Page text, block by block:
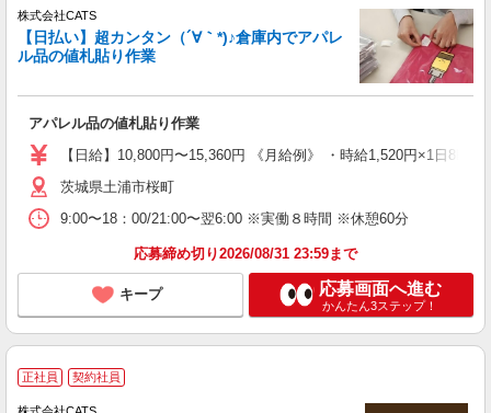
株式会社CATS
【日払い】超カンタン（´∀｀*)♪倉庫内でアパレ
ル品の値札貼り作業
アパレル品の値札貼り作業
【日給】10,800円〜15,360円 《月給例》 ・時給1,520円×1日8h×
茨城県土浦市桜町
9:00〜18：00/21:00〜翌6:00 ※実働８時間 ※休憩60分
応募締め切り2026/08/31 23:59まで
キープ 応募画面へ進む
かんたん3ステップ！
正社員 契約社員